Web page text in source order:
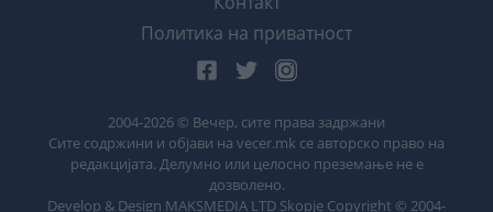
Политика на приватност
2004-2026 © Вечер, сите права задржани
Сите содржини и објави на vecer.mk се авторско право на
редакцијата. Делумно или целосно преземање не е
дозволено.
Develop & Design MAKSMEDIA LTD Skopje Copyright © 2004-